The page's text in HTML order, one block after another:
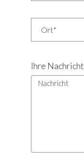
Ihre Nachricht